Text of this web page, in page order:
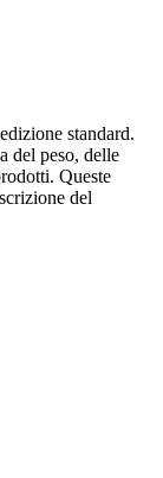
standard.
del peso, delle
Queste
del